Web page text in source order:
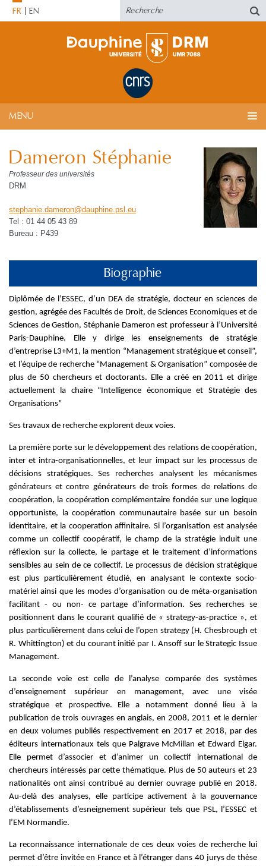
FR EN
MENU
Dameron Stéphanie
Professeur des universités
DRM
stephanie.dameron@dauphine.psl .eu
Tel : 01 44 05 43 89
Bureau : P439
Biographie
Diplômée de l’ESSEC, d’un DEA de stratégie, docteur en sciences de
gestion, agrégée des Facultés de Droit, de Sciences Economiques et de
Sciences de Gestion, Stéphanie Dameron est professeur à l’Université
Paris-Dauphine. Elle y dirige les enseignements de stratégie
d’entreprise L3+M1, la mention “Management stratégique et conseil”,
et l’équipe de recherche “Management & Organisation” composée de
plus de 50 chercheurs et doctorants. Elle a créé en 2011 et dirige
actuellement la chaire “Intelligence économique et Stratégie des
Organisations”
Ses travaux de recherche explorent deux voies.
La première porte sur le développement des relations de coopération,
inter et intra-organisationnelles, et leur impact sur les processus de
décisions stratégiques. Ses recherches analysent les mécanismes
générateurs et contre générateurs de trois formes de relations de
coopération, la coopération complémentaire fondée sur une logique
opportuniste, la coopération communautaire basée sur un besoin
identitaire, et la cooperation affinitaire. Si l’organisation est analysée
comme un collectif coopératif, le champ de la stratégie induit une
réflexion sur la collecte, le partage et le traitement d’informations
sensibles au sein de ce collectif. Le processus de décision stratégique
est plus particulièrement étudié, en analysant le contexte socio-
matériel ainsi que les modes d’organisation ou de méta-organisation
facilitant - ou non- ce partage d’information. Ses recherches se
positionnent dans le courant qualifié de « strategy-as-practice », et
plus particulièrement dans celui de l’open strategy (H. Chesbrough et
R. Whittington) et du courant initié par I. Ansoff sur le Strategic Issue
Management.
La seconde voie est celle de l’analyse comparée des systèmes
d’enseignement supérieur en management, avec une visée
stratégique et prospective. Elle a notamment donné lieu à la
publication de trois ouvrages en anglais, en 2008, 2011 et le dernier
en deux volumes publiés respectivement en 2017 et 2018, par des
éditeurs internationaux tels que Palgrave McMillan et Edward Elgar.
Elle permet d’associer et d’animer un collectif international de
chercheurs intéressés par cette thématique. Plus de 50 auteurs et 23
nationalités ont ainsi contribué au dernier ouvrage publié en 2018.
Au-delà des analyses, elle participe activement à la gouvernance
d’établissements d’esneignement supérieur tels que PSL, l’ESSEC et
l’EM Normandie.
La reconnaissance internationale de ces deux voies de recherche lui
permet d’être invitée en France et à l’étranger dans 40 jurys de thèse